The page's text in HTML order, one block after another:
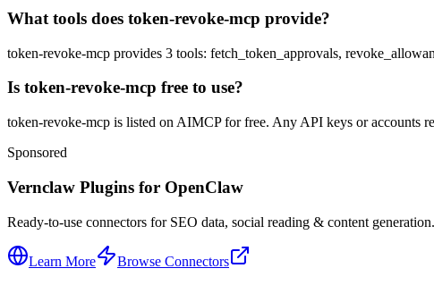
What tools does token-revoke-mcp provide?
token-revoke-mcp provides 3 tools: fetch_token_approvals,
Is token-revoke-mcp free to use?
token-revoke-mcp is listed on AIMCP for free. Any API keys or accounts
Sponsored
Vernclaw Plugins for OpenClaw
Ready-to-use connectors for SEO data, social reading & content
Learn More Browse Connectors